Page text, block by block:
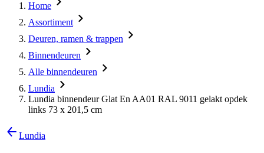
Home
Assortiment
Deuren, ramen & trappen
Binnendeuren
Alle binnendeuren
Lundia
Lundia binnendeur Glat En AA01 RAL 9011 gelakt opdek
links 73 x 201,5 cm
Lundia